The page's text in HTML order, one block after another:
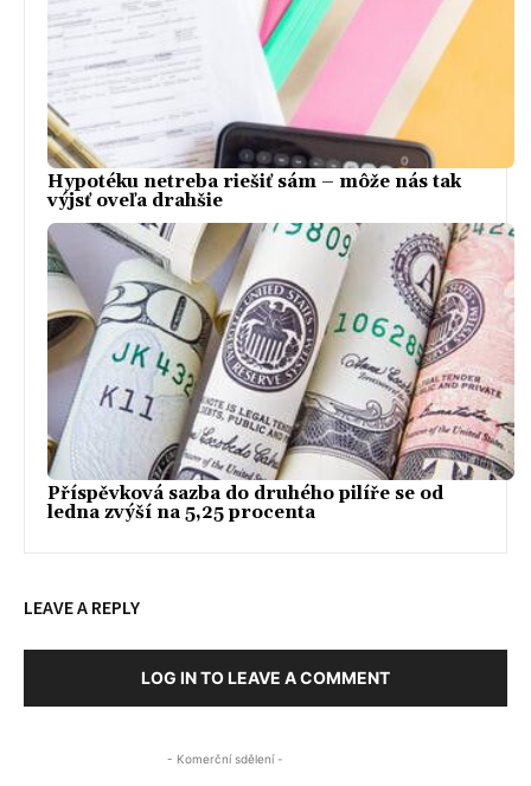
Hypotéku netreba riešiť sám – môže nás tak
výjsť oveľa drahšie
Příspěvková sazba do druhého pilíře se od
ledna zvýší na 5,25 procenta
LEAVE A REPLY
LOG IN TO LEAVE A COMMENT
- Komerční sdělení -